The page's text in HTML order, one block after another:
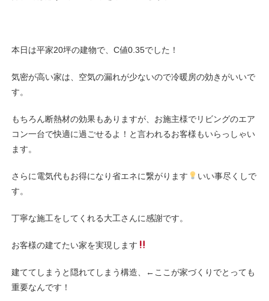
本日は平家20坪の建物で、C値0.35でした！
気密が高い家は、空気の漏れが少ないので冷暖房の効きがいいで
す。
もちろん断熱材の効果もありますが、お施主様でリビングのエア
コン一台で快適に過ごせるよ！と言われるお客様もいらっしゃい
ます。
さらに電気代もお得になり省エネに繋がります
いい事尽くしで
す。
丁寧な施工をしてくれる大工さんに感謝です。
お客様の建てたい家を実現します
建ててしまうと隠れてしまう構造、←ここが家づくりでとっても
重要なんです！